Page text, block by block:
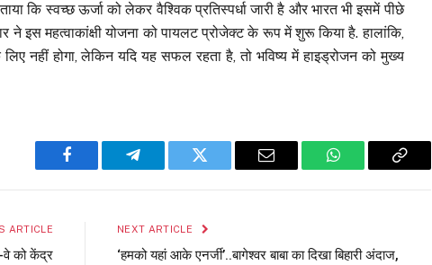
कि स्वच्छ ऊर्जा को लेकर वैश्विक प्रतिस्पर्धा जारी है और भारत भी इसमें पीछे
ने इस महत्वाकांक्षी योजना को पायलट प्रोजेक्ट के रूप में शुरू किया है. हालांकि,
नहीं होगा, लेकिन यदि यह सफल रहता है, तो भविष्य में हाइड्रोजन को मुख्य
Facebook Telegram Twitter Email WhatsAppCopy
ARTICLE
वे को केंद्र
NEXT ARTICLE
‘हमको यहां आके एनर्जी’..बागेश्वर बाबा का दिखा बिहारी अंदाज,